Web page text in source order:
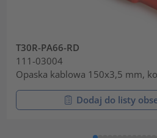
T30R-PA66-RD
111-03004
Opaska kablowa 150x3,5 mm,
Dodaj do listy